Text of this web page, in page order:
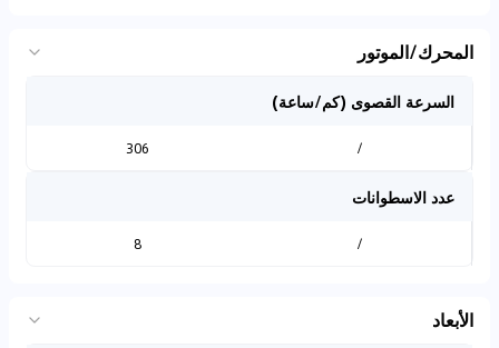
المحرك/الموتور
السرعة القصوى (كم/ساعة)
/
306
عدد الاسطوانات
/
8
الأبعاد